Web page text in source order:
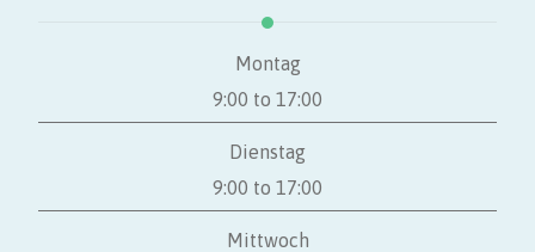
Montag
9:00 to 17:00
Dienstag
9:00 to 17:00
Mittwoch